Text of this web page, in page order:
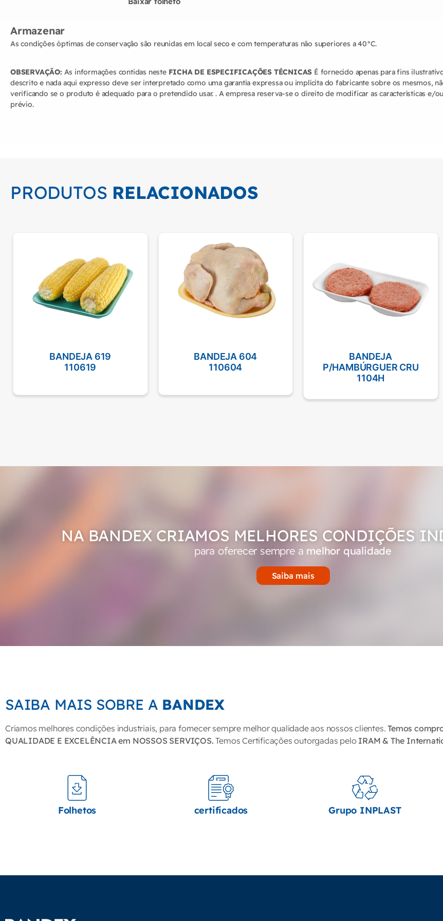
Armazenar
As condições óptimas de conservação são reunidas em local seco e com temperaturas não superiores a 40°C.
OBSERVAÇÃO: As informações contidas neste FICHA DE ESPECIFICAÇÕES TÉCNICAS É fornecido apenas para fins
descrito e nada aqui expresso deve ser interpretado como uma garantia expressa ou implícita do fabricante sobre os mesmos,
verificando se o produto é adequado para o pretendido usar. . A empresa reserva-se o direito de modificar as características e/
prévio.
PRODUTOS RELACIONADOS
BANDEJA 619
110619
BANDEJA 604
110604
BANDEJA
P/HAMBÚRGUER CRU
1104H
NA BANDEX CRIAMOS MELHORES CONDIÇÕES
para oferecer sempre a melhor qualidade
Saiba mais
SAIBA MAIS SOBRE A BANDEX
Criamos melhores condições industriais, para fornecer sempre melhor qualidade aos nossos clientes.Temos
QUALIDADE E EXCELÊNCIA em NOSSOS SERVIÇOS. Temos Certificações outorgadas pelo IRAM & The
Folhetos certificados Grupo INPLAST